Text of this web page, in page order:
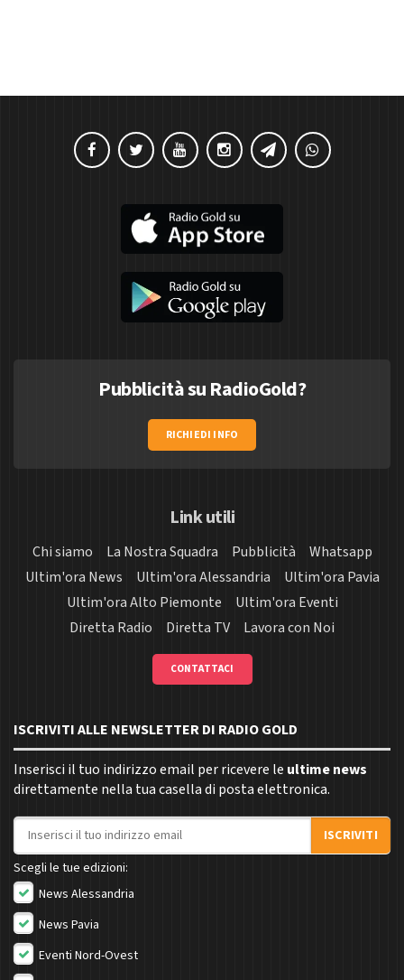
Pubblicità su RadioGold?
RICHIEDI INFO
Link utili
Chi siamo La Nostra Squadra Pubblicità
Whatsapp
Ultim'ora News
Ultim'ora Alessandria
Ultim'ora Pavia
Ultim'ora Alto Piemonte
Ultim'ora Eventi
Diretta Radio
Diretta TV Lavora con Noi
CONTATTACI
ISCRIVITI ALLE NEWSLETTER DI RADIO GOLD
Inserisci il tuo indirizzo email per ricevere le ultime news
direttamente nella tua casella di posta elettronica.
Indirizzo email
ISCRIVITI
Scegli le tue edizioni:
News Alessandria
News Pavia
Eventi Nord-Ovest